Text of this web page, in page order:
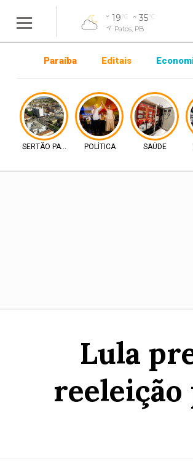
19°C 35°C
Patos, PB
Paraíba Editais
SERTÃO PARAIBANOPOLÍTICA SAÚDE
Lula